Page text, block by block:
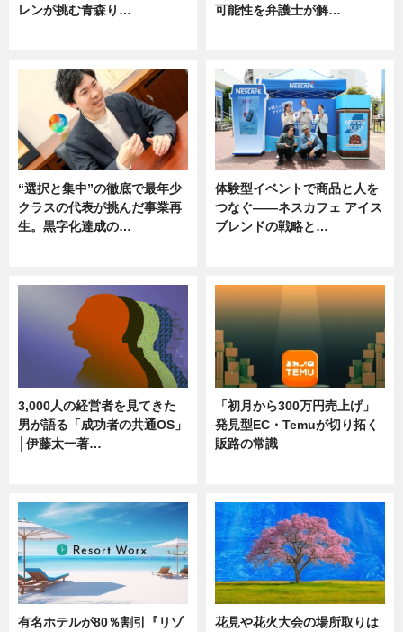
レンが挑む青森り… 可能性を弁護士が解…
“選択と集中”の徹底で最年少
クラスの代表が挑んだ事業再
生。黒字化達成の…
体験型イベントで商品と人を
つなぐ――ネスカフェ アイス
ブレンドの戦略と…
3,000人の経営者を見てきた
男が語る「成功者の共通OS」
│伊藤太一著…
「初月から300万円売上げ」
発見型EC・Temuが切り拓く
販路の常識
有名ホテルが80％割引『リゾ
花見や花火大会の場所取りは